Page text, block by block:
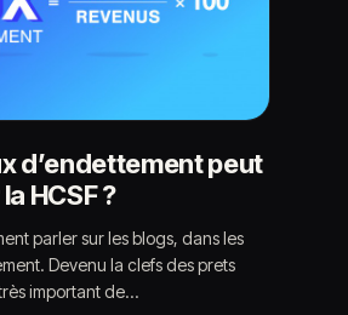
d’endettement peut
HCSF ?
parler sur les blogs, dans les
Devenu la clefs des prets
important de…